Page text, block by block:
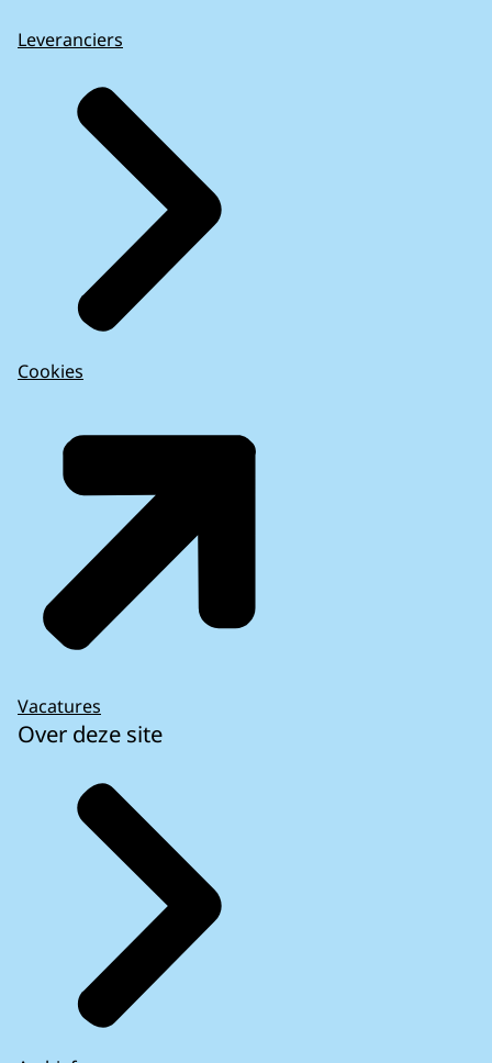
Leveranciers
Cookies
Vacatures
Over deze site